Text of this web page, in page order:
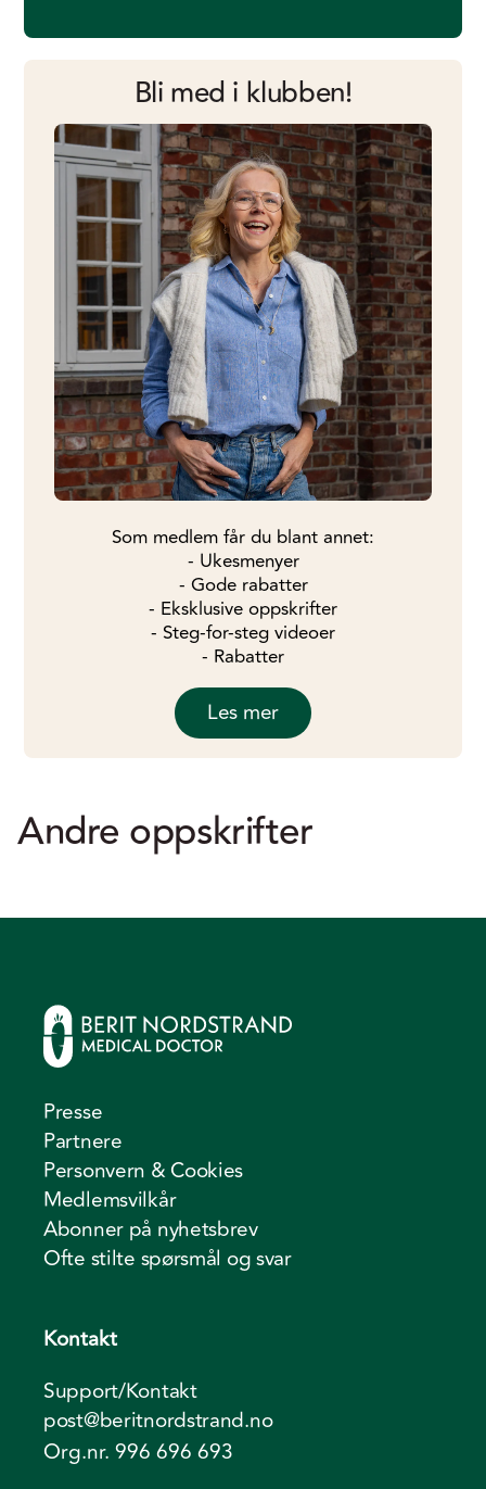
Bli med i klubben!
Som medlem får du blant annet:
- Ukesmenyer
- Gode rabatter
- Eksklusive oppskrifter
- Steg-for-steg videoer
- Rabatter
Les mer
Andre oppskrifter
Presse
Partnere
Personvern & Cookies
Medlemsvilkår
Abonner på nyhetsbrev
Ofte stilte spørsmål og svar
Kontakt
Support/Kontakt
post@beritnordstrand.no
Org.nr. 996 696 693